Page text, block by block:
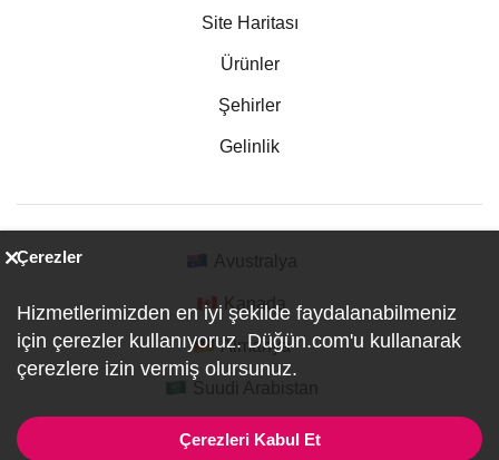
Site Haritası
Ürünler
Şehirler
Gelinlik
Kanada
Almanya
Çerezler
Hizmetlerimizden en iyi şekilde faydalanabilmeniz
için çerezler kullanıyoruz. Düğün.com'u kullanarak
çerezlere izin vermiş olursunuz.
Çerezleri Kabul Et